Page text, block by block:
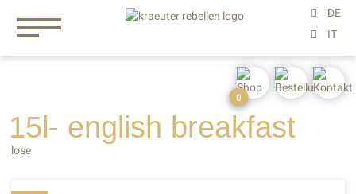
15l- english breakfast
lose
0